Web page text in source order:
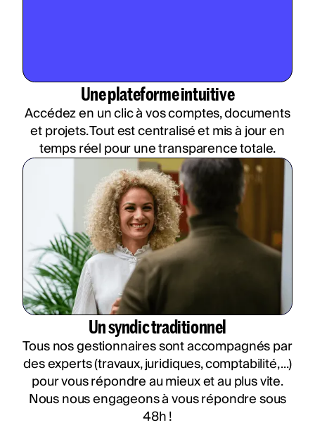
Une plateforme intuitive
Accédez en un clic à vos comptes, documents
et projets. Tout est centralisé et mis à jour en
temps réel pour une transparence totale.
Un syndic traditionnel
Tous nos gestionnaires sont accompagnés par
des experts (travaux, juridiques, comptabilité, ...)
pour vous répondre au mieux et au plus vite.
Nous nous engageons à vous répondre sous
48h !